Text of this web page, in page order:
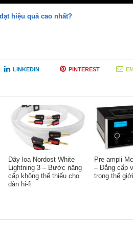
hiệu quả cao nhất?
LINKEDIN PINTEREST
Dây loa Nordost White
Lightning 3 – Bước nâng
cấp không thể thiếu cho
dàn hi-fi
Pre ampli
– Đẳng cấp
trong thế